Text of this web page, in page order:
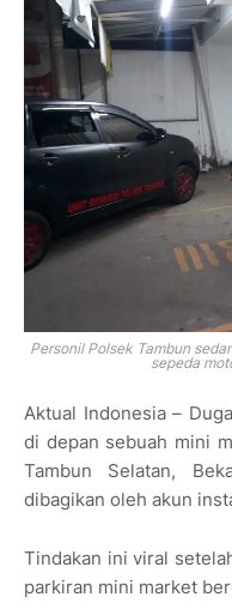
Personil Polsek Tambun
sepeda
Aktual Indonesia –
di depan sebuah mini
Tambun Selatan,
dibagikan oleh akun
Tindakan ini viral
parkiran mini market